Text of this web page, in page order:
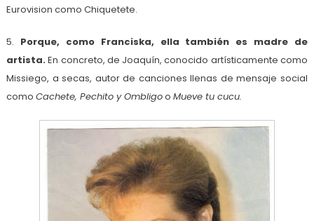
Eurovision como Chiquetete.
5. Porque, como Franciska, ella también es madre de
artista.En concreto, de Joaquín, conocido artísticamente como
Missiego, a secas, autor de canciones llenas de mensaje social
como Cachete, Pechito y Ombligoo Mueve tu cucu.